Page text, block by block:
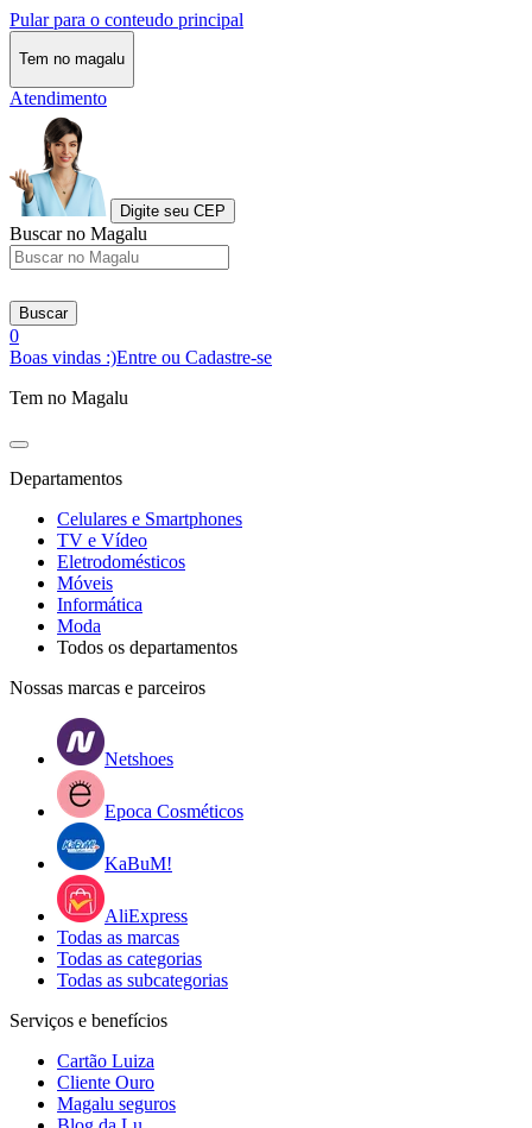
Pular para o conteudo principal
Tem no magalu
Atendimento
Digite seu CEP
Buscar no Magalu
Buscar
0
Boas vindas :)Entre ou Cadastre-se
Tem no Magalu
Departamentos
Celulares e Smartphones
TV e Vídeo
Eletrodomésticos
Móveis
Informática
Moda
Todos os departamentos
Nossas marcas e parceiros
Netshoes
Epoca Cosméticos
KaBuM!
AliExpress
Todas as marcas
Todas as categorias
Todas as subcategorias
Serviços e benefícios
Cartão Luiza
Cliente Ouro
Magalu seguros